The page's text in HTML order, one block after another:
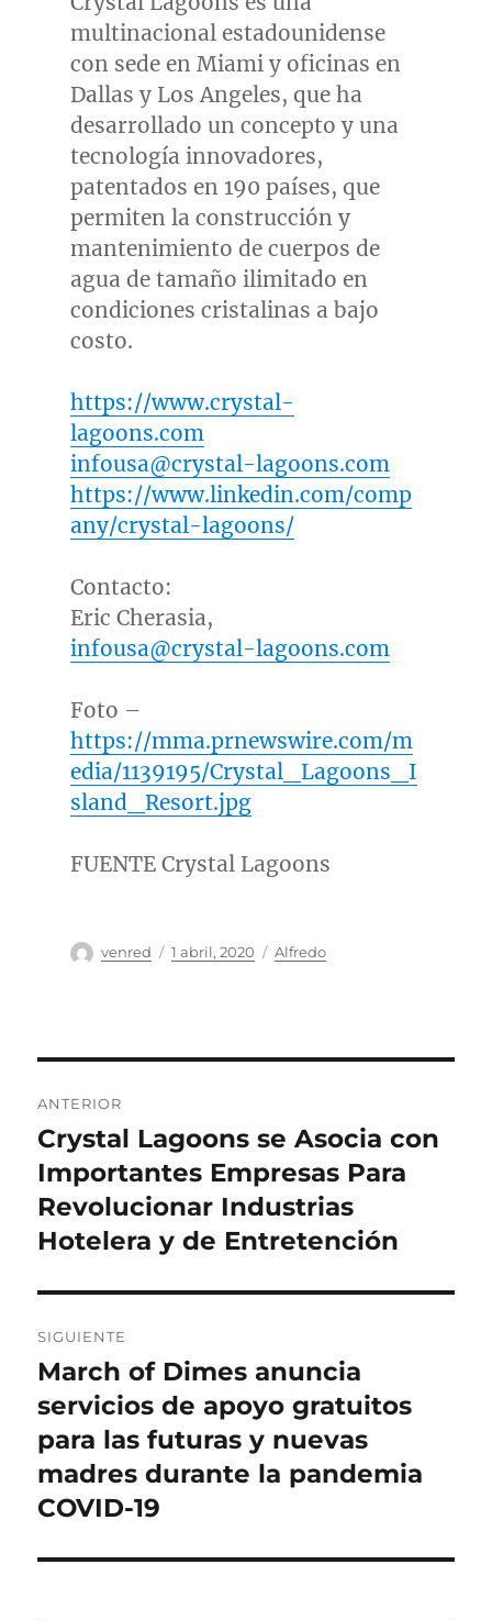
multinacional estadounidense
con sede en Miamiy oficinas en
Dallas y Los Angeles, que ha
desarrollado un concepto y una
tecnología innovadores,
patentados en 190 países, que
permiten la construcción y
mantenimiento de cuerpos de
agua de tamaño ilimitado en
condiciones cristalinas a bajo
costo.
https://www.crystal-
lagoons.com
infousa@crystal-lagoons.com
https://www.linkedin.com/comp
any/crystal-lagoons/
Contacto:
Eric Cherasia,
infousa@crystal-lagoons.com
Foto –
https://mma.prnewswire.com/m
edia/1139195/Crystal_Lagoons_I
sland_Resort.jpg
FUENTE Crystal Lagoons
Autor
venred
Publicado
1 abril, 2020 Categorías
Alfredo
de
entradas
ANTERIOR
Entrada
anterior:
Crystal Lagoons se Asocia con
Importantes Empresas Para
Revolucionar Industrias
Hotelera y de Entretención
SIGUIENTE
Entrada
siguiente:
March of Dimes anuncia
servicios de apoyo gratuitos
para las futuras y nuevas
madres durante la pandemia
COVID-19